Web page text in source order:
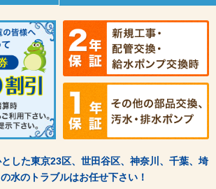
した東京23区、世田谷区、神奈川、千葉、埼
水のトラブルはお任せ下さい！